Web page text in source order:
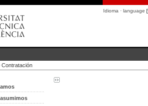
Idioma · language
Contratación